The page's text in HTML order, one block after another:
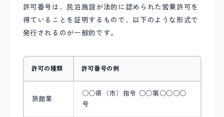
許可番号は、民泊施設が法的に認められた営業許可を
得ていることを証明するもので、以下のような形式で
発行されるのが一般的です。
許可の種類 許可番号の例
旅館業
○○県（市）指令 ○○第○○○○
号